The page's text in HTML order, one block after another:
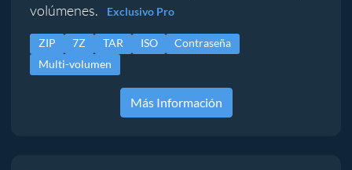
volúmenes.
Exclusivo Pro
ZIP 7Z TAR ISO
Contraseña
Multi-volumen
Más Información